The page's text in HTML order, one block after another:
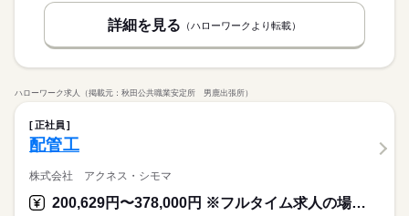
詳細を見る （ハローワークより転載）
ハローワーク求人（掲載元：秋田公共職業安定所 男鹿出張所）
正社員
配管工
株式会社 アクネス・シモマ
200,629円〜378,000円 ※フルタイム求人の場合は月額（換算額）、パート求人の場合は時間額を表示しています。